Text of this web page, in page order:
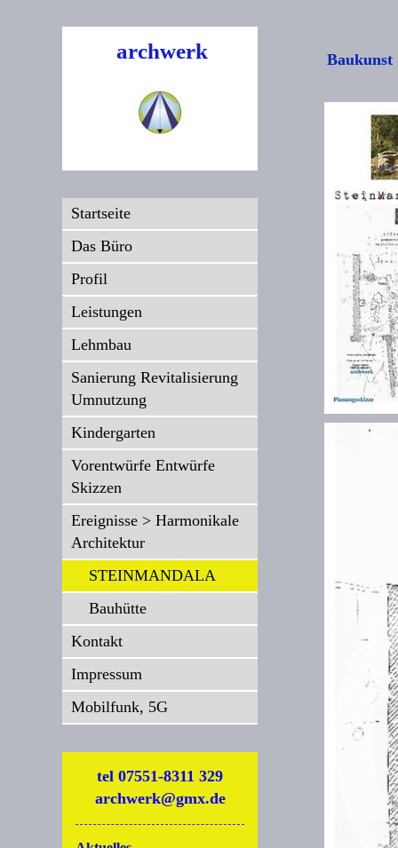
archwerk
Startseite
Das Büro
Profil
Leistungen
Lehmbau
Sanierung Revitalisierung
Umnutzung
Kindergarten
Vorentwürfe Entwürfe
Skizzen
Ereignisse > Harmonikale
Architektur
STEINMANDALA
Bauhütte
Kontakt
Impressum
Mobilfunk, 5G
tel 07551-8311 329
archwerk@gmx.de
Baukunst